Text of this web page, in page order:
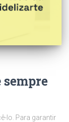
lo. Para garantir